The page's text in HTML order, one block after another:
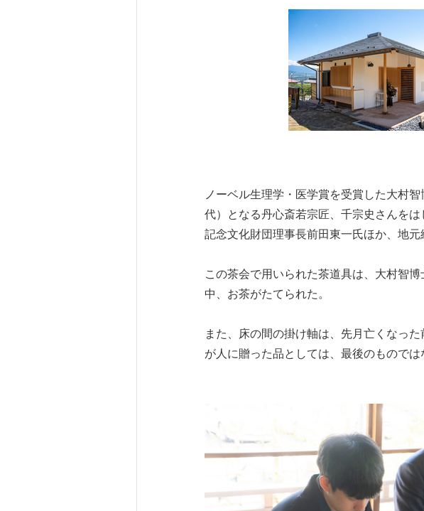
ノーベル生理学・医学賞を受賞した大村
代）となる丹心斎若宗匠、千宗史さんを
記念文化財団理事長前田東一氏ほか、地
この茶会で用いられた茶道具は、大村智
中、お茶がたてられた。
また、床の間の掛け軸は、先月亡くなっ
が人に贈った品としては、最後のもので